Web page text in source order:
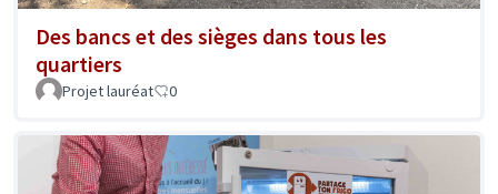
Des bancs et des sièges dans tous les
quartiers
Projet lauréat 0